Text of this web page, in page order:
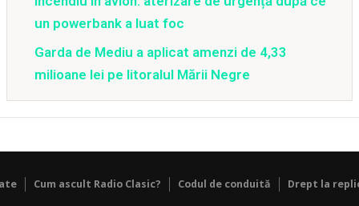
un powerbank a luat foc
Garda de Mediu a aplicat amenzi de 4,33
milioane lei pe litoralul Mării Negre
Cum ascult Radio Clasic? Codul de conduită Drept la